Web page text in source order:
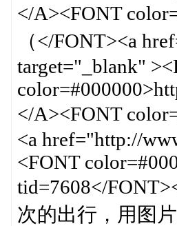
</A><FONT
（</FONT><a
target="_blank"
</A><FONT
<a href="http://
<FONT
tid=7608</
次的出行，用图